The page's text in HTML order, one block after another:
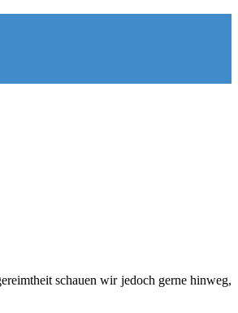
schauen wir jedoch gerne hinweg,